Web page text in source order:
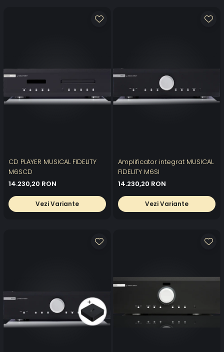
CD PLAYER MUSICAL FIDELITY
M6SCD
14.230,20 RON
Vezi Variante
Amplificator integrat MUSICAL
FIDELITY M6SI
14.230,20 RON
Vezi Variante